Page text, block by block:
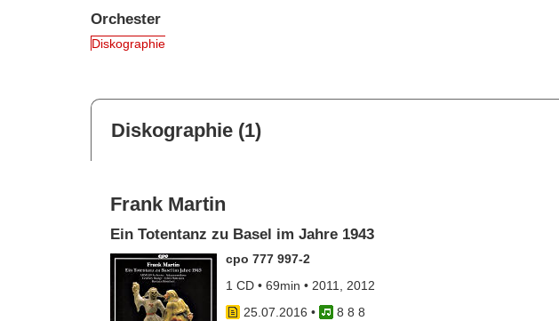
Orchester
Diskographie
Diskographie (1)
Frank Martin
Ein Totentanz zu Basel im Jahre 1943
cpo 777 997-2
1 CD • 69min • 2011, 2012
25.07.2016 •
8 8 8